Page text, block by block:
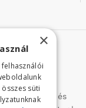
kerti
kis- és
×
süti